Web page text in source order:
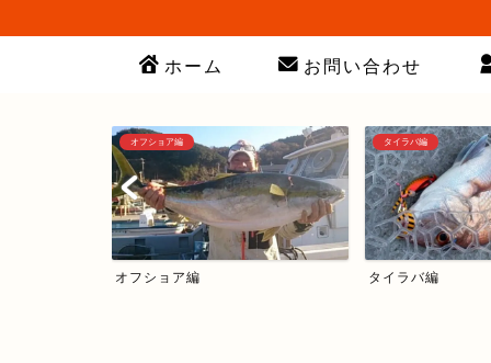
ホーム お問い合わせ
オフショア編
オフショア編
タイラバ編
タイラバ編